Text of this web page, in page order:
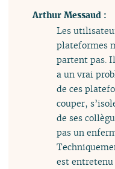
Arthur Messaud :
Les
plateformes
partent pas.
a un vrai
de ces
couper,
de ses
pas un
est